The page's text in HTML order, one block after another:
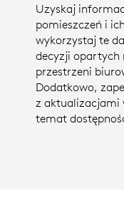
Uzyskaj
pomieszczeń i
wykorzystaj te
decyzji opartych
przestrzeni
Dodatkowo,
z aktualizacjami
temat